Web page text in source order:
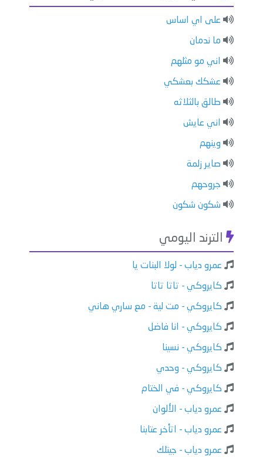
على اي اساس
ما ندمان
اني مو مثلهم
عشكك بعشكي
طالق بالثلاثه
اني عايش
وينهم
صاير زلمة
جروحهم
شكون شكون
الترند اليومي
عمرو دياب - لولا البنات يا
كايروكي - تاتا تاتا
كايروكي - مت لية - مع ساري هاني
كايروكي - انا فاضل
كايروكي - نسينا
كايروكي - وحدي
كايروكي - في الختام
عمرو دياب - الألوان
عمرو دياب - اتأخر عتابنا
عمرو دياب - جيتلك